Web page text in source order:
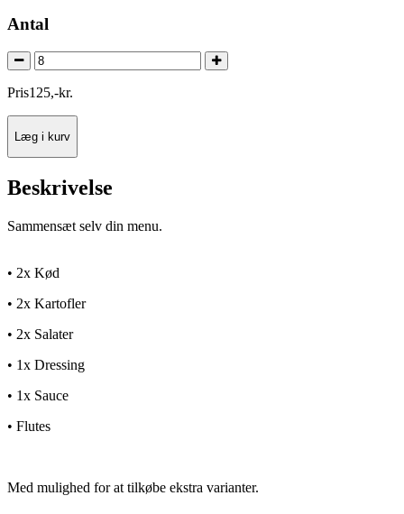
Antal
Pris125,-kr.
Læg i kurv
Beskrivelse
Sammensæt selv din menu.
• 2x Kød
• 2x Kartofler
• 2x Salater
• 1x Dressing
• 1x Sauce
• Flutes
Med mulighed for at tilkøbe ekstra varianter.